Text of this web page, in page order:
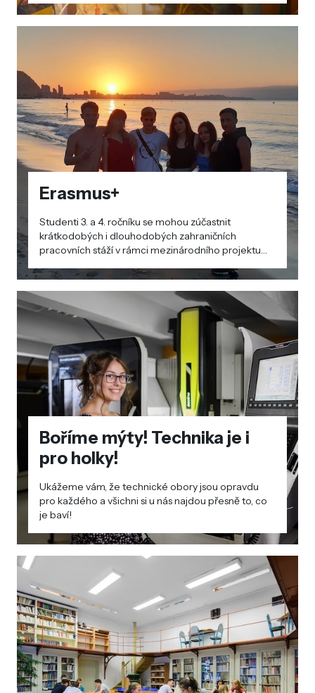
Erasmus+
Studenti 3. a 4. ročníku se mohou zúčastnit
krátkodobých i dlouhodobých zahraničních
pracovních stáží v rámci mezinárodního projektu
školního roku 2018/2019.
Boříme mýty! Technika je i
pro holky!
Ukážeme vám, že technické obory jsou opravdu
pro každého a všichni si u nás najdou přesně to, co
je baví!